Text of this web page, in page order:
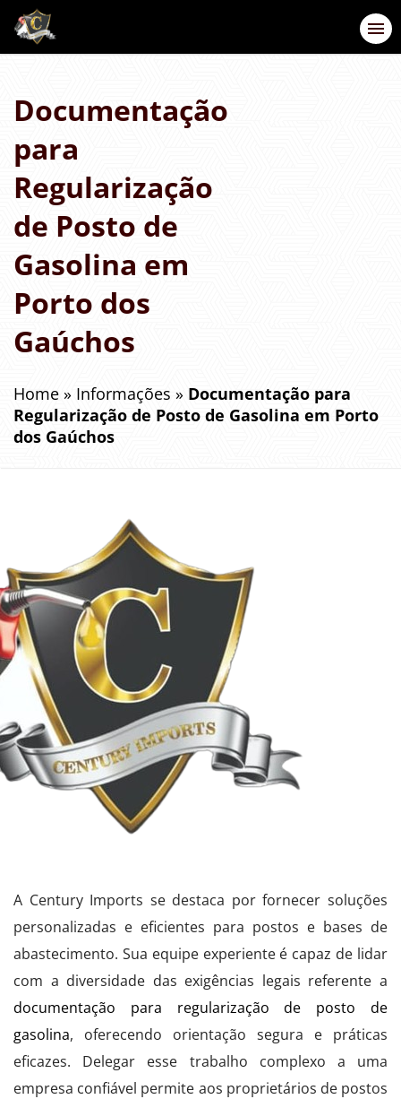
Documentação
para
Regularização
de Posto de
Gasolina em
Porto dos
Gaúchos
Home » Informações » Documentação para
Regularização de Posto de Gasolina em Porto
dos Gaúchos
A Century Imports se destaca por fornecer soluções
personalizadas e eficientes para postos e bases de
abastecimento. Sua equipe experiente é capaz de lidar
com a diversidade das exigências legais referente a
documentação para regularização de posto de
gasolina, oferecendo orientação segura e práticas
eficazes. Delegar esse trabalho complexo a uma
empresa confiável permite aos proprietários de postos